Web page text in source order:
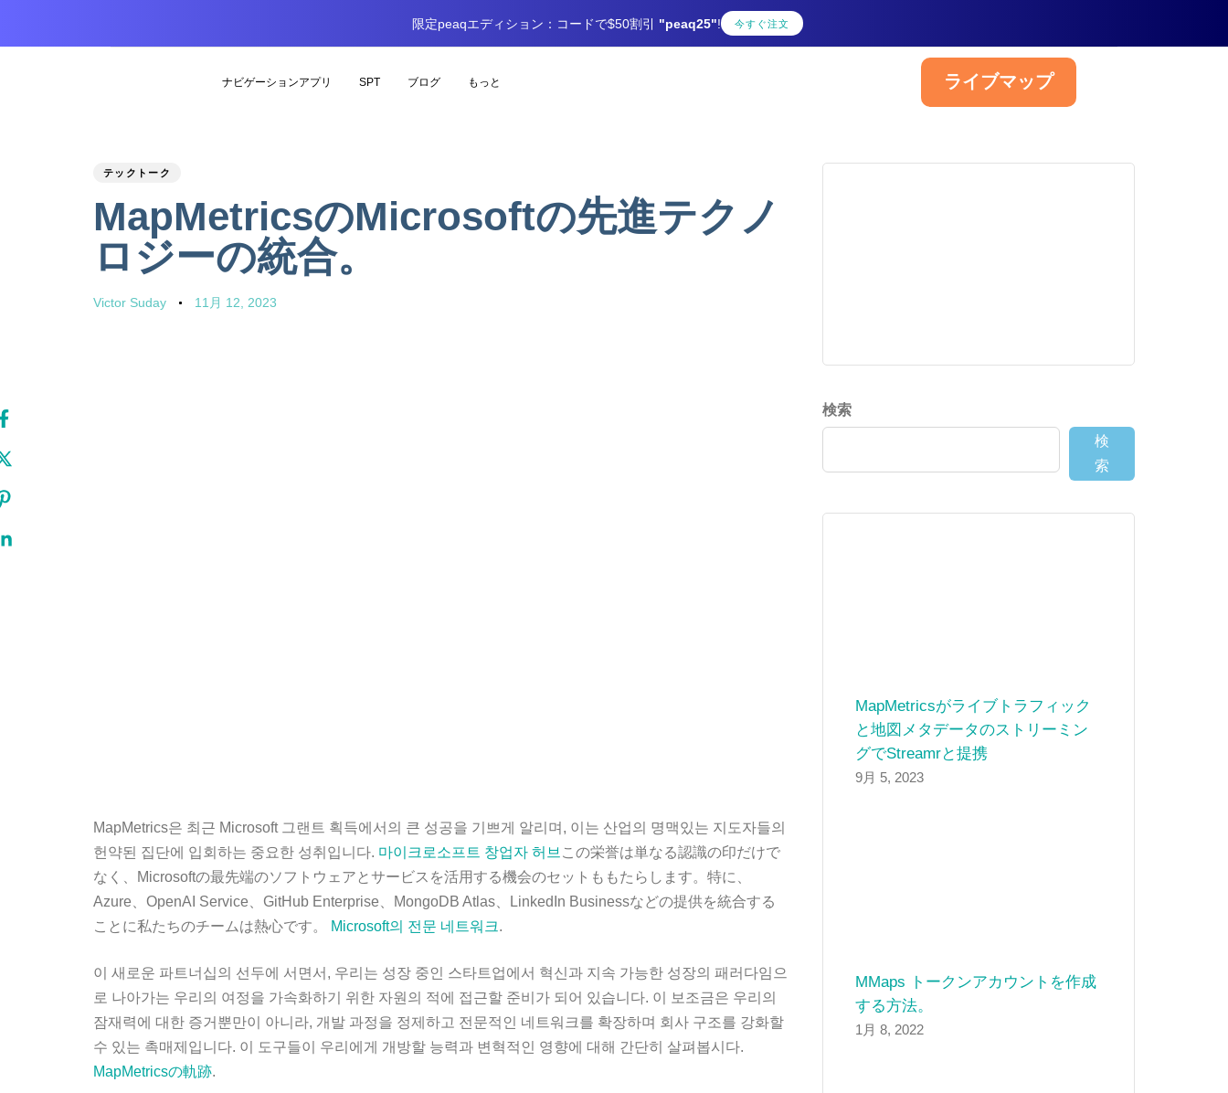
限定peaqエディション：コードで$50割引 "peaq25"! 今すぐ注文
ナビゲーションアプリ SPT ブログ もっと ライブマップ
PUBLISHED
テックトーク
MapMetricsのMicrosoftの先進テクノ
ロジーの統合。
Author
Victor Suday
Published
11月 12, 2023
MapMetrics은 최근 Microsoft 그랜트 획득에서의 큰 성공을 기쁘게 알리며, 이는 산업의 명맥있는 지도자들의
헌약된 집단에 입회하는 중요한 성취입니다. 마이크로소프트 창업자 허브 この栄誉は単なる認識の印だけで
なく、Microsoftの最先端のソフトウェアとサービスを活用する機会のセットももたらします。特に、
Azure、OpenAI Service、GitHub Enterprise、MongoDB Atlas、LinkedIn Businessなどの提供を統合する
ことに私たちのチームは熱心です。
Microsoft의 전문 네트워크.
이 새로운 파트너십의 선두에 서면서, 우리는 성장 중인 스타트업에서 혁신과 지속 가능한 성장의 패러다임으
로 나아가는 우리의 여정을 가속화하기 위한 자원의 적에 접근할 준비가 되어 있습니다. 이 보조금은 우리의
잠재력에 대한 증거뿐만이 아니라, 개발 과정을 정제하고 전문적인 네트워크를 확장하며 회사 구조를 강화할
수 있는 촉매제입니다. 이 도구들이 우리에게 개방할 능력과 변혁적인 영향에 대해 간단히 살펴봅시다.
MapMetricsの軌跡.
検索
検
索
MapMetricsがライブトラフィック
と地図メタデータのストリーミン
グでStreamrと提携
9月 5, 2023
MMaps トークンアカウントを作成
する方法。
1月 8, 2022